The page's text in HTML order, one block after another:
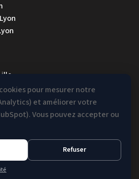
Lille
&
Gestion des
pour mesurer notre
et améliorer votre
Vous pouvez accepter ou
Refuser